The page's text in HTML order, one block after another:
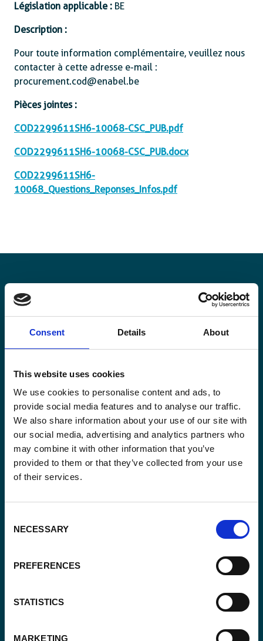
Consent Details About
This website uses cookies
We use cookies to personalise content and ads, to
provide social media features and to analyse our traffic.
We also share information about your use of our site with
our social media, advertising and analytics partners who
may combine it with other information that you’ve
provided to them or that they’ve collected from your use
of their services.
Selection
NECESSARY
PREFERENCES
STATISTICS
MARKETING
Législation applicable : BE
Description :
Pour toute information complémentaire, veuillez nous
contacter à cette adresse e-mail :
procurement.cod@enabel.be
Pièces jointes :
COD2299611SH6-10068-CSC_PUB.pdf
COD2299611SH6-10068-CSC_PUB.docx
COD2299611SH6-
10068_Questions_Reponses_Infos.pdf
Restez informé·es
Suivez nos actions ainsi que les dernières tendances en
matière de coopération au développement.
Email
Consent
Oui, je m'inscris à la newsletter
CAPTCHA